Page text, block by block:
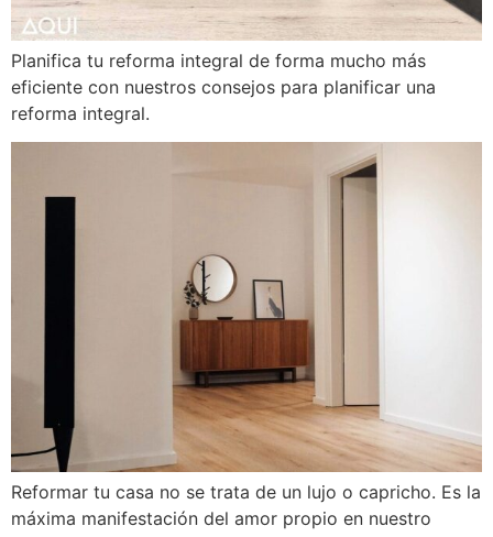
Planifica tu reforma integral de forma mucho más
eficiente con nuestros consejos para planificar una
reforma integral.
Reformar tu casa no se trata de un lujo o capricho. Es la
máxima manifestación del amor propio en nuestro